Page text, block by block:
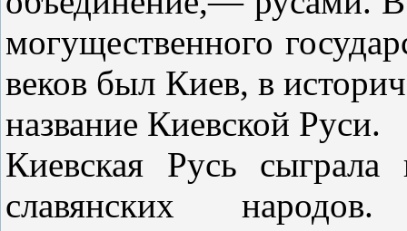
могущественного
веков был Киев, в
название Киевской Руси.
Киевская Русь
славянских